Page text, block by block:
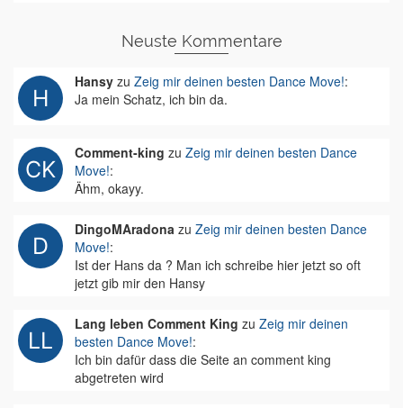
Neuste Kommentare
Hansy zu Zeig mir deinen besten Dance Move!:
Ja mein Schatz, ich bin da.
Comment-king zu Zeig mir deinen besten Dance
Move!:
Ähm, okayy.
DingoMAradona zu Zeig mir deinen besten Dance
Move!:
Ist der Hans da ? Man ich schreibe hier jetzt so oft
jetzt gib mir den Hansy
Lang leben Comment King zu Zeig mir deinen
besten Dance Move!:
Ich bin dafür dass die Seite an comment king
abgetreten wird